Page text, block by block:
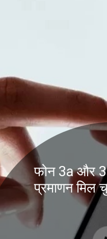
फोन 3a और
प्रमाणन मिल